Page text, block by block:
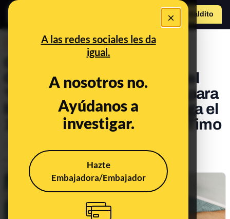
×
A las redes sociales les da
igual.
A nosotros no.
Ayúdanos a
investigar.
Hazte
Embajadora/Embajador
Hazte Maldito
Cómo los timadores usan
ChatGPT, en qué consiste el
‘typosquatting’ y consejos para
bloquear nuestro móvil: llega el
11º consultorio de Maldito Timo
Publicado el
Actualizado el
May 19, 2023, 3:32:00 PM